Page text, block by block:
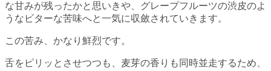
な甘みが残ったかと思いきや、グレープフルーツの渋皮のよ
うなビターな苦味へと一気に収斂されていきます。
この苦み、かなり鮮烈です。
舌をピリッとさせつつも、麦芽の香りも同時並走するため、